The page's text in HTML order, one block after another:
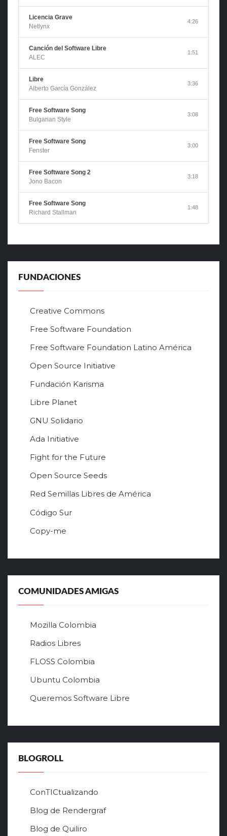
Licencia Grave
Netlynx
4:26
Canción del Software Libre
ALEC
1:51
Libre
Alberto García González
3:36
Free Software Song
Bulgarian Style
3:08
Free Software Song
Fenster
3:00
Free Software Song 2
Jono Bacon
3:18
Free Software Song
Richard Stallman
1:48
FUNDACIONES
Creative Commons
Free Software Foundation
Free Software Foundation Latino América
Open Source Initiative
Fundación Karisma
Libre Planet
GNU Solidario
Ada Initiative
Fight for the Future
Open Source Seeds
Red Semillas Libres de América
о
и
л
ь
й
а
т
л
ч
о
в
о
л
й
Código Sur
Copy-me
COMUNIDADES AMIGAS
Mozilla Colombia
Radios Libres
FLOSS Colombia
Ubuntu Colombia
Queremos Software Libre
BLOGROLL
ConTICtualizando
Blog de Rendergraf
Blog de Quiliro